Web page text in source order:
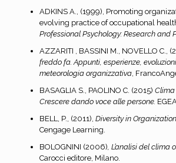
ADKINS A., (1999), Promoting
evolving practice of occupational
Professional Psychology: Research and
AZZARITI , BASSINI M., NOVELLO C.,
freddo fa. Appunti, esperienze,
meteorologia organizzativa,
BASAGLIA S., PAOLINO C. (2015) Clima
Crescere dando voce alle persone.
BELL, P., (2011), Diversity in
Cengage Learning.
BOLOGNINI (2006) , L’analisi del clima
Carocci editore, Milano.